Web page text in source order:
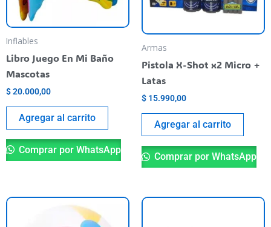
Inflables
Libro Juego En Mi Baño
Mascotas
$20.000,00
Agregar al carrito
Comprar por WhatsApp
Armas
Pistola X-Shot x2 Micro +
Latas
$ 15.990,00
Agregar al carrito
Comprar por WhatsApp